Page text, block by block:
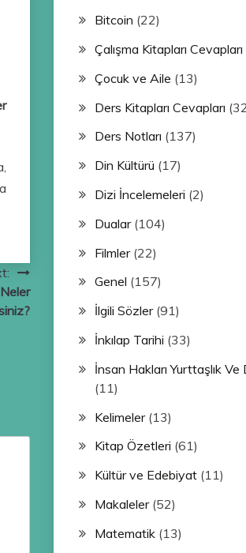
Bitcoin (22)
Çalışma Kitapları Cevapları
Çocuk ve Aile (13)
Ders Kitapları Cevapları
Ders Notları (137)
Din Kültürü (17)
Dizi İncelemeleri (2)
Dualar(104)
Filmler(22)
Genel (157)
İlgili Sözler(91)
İnkılap Tarihi (33)
İnsan Hakları Yurttaşlık Ve
(11)
Kelimeler(13)
Kitap Özetleri (61)
Kültür ve Edebiyat(11)
Makaleler(52)
Matematik(13)